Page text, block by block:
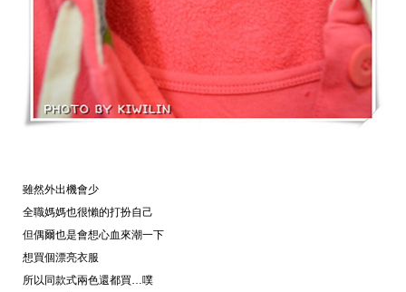
雖然外出機會少
全職媽媽也很懶的打扮自己
但偶爾也是會想心血來潮一下
想買個漂亮衣服
所以同款式兩色還都買
噗